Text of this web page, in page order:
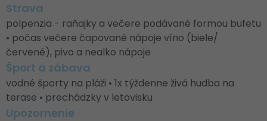
Strava
polpenzia - raňajky a večere podávané formou bufetu
• počas večere čapované nápoje víno (biele/
červené), pivo a nealko nápoje
Šport a zábava
vodné športy na pláži • 1x týždenne živá hudba na
terase • prechádzky v letovisku
Upozornenie